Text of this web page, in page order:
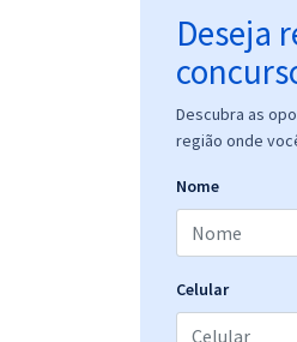
Deseja
Descubra as
região onde
Nome
Celular